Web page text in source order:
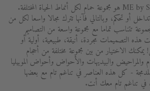
أنت تصنع الفرق! ME by Starck هو مجموعة حمام لكل أنماط الحياة المختلفة.
أو تحكم، وبالتالي فآنها تترك مجالا واسعا لكل من
تتناسب تماما مع مجموعة واسعة من التصاميم
هذه التصميمات مجردة، أنيقة، طبيعية، أولية أو
الاختيار من بين مجموعة مختلفة من أحجام
والمراحيض والبيديهات والأحواض وأحواض الموبيليا
- كل هذه العناصر في تناغم تام مع بعضها
تناغم تام معك أنت.